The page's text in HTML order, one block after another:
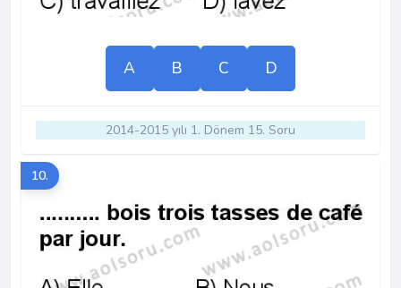
A B C D
2014-2015 yılı 1. Dönem 15. Soru
10.